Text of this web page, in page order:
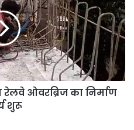
ओवरब्रिज का निर्माण
शुरू